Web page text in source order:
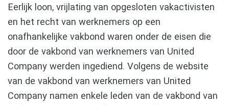
Eerlijk loon, vrijlating van opgesloten vakactivisten
en het recht van werknemers op een
onafhankelijke vakbond waren onder de eisen die
door de vakbond van werknemers van United
Company werden ingediend. Volgens de website
van de vakbond van werknemers van United
Company namen enkele leden van de vakbond van